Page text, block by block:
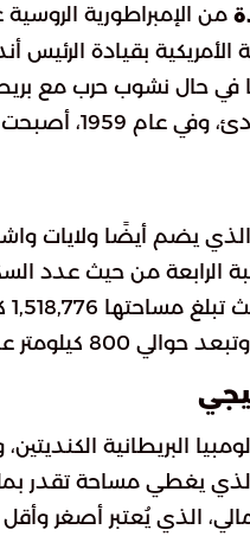
بقيادة
في حال نشوب حرب مع
من الاتحاد الأمريكي.
يضم أيضًا ولايات
الرابعة من حيث عدد
عن ولاية واشنطن.
البريطانية
يغطي مساحة تقدر
الذي يُعتبر أصغر